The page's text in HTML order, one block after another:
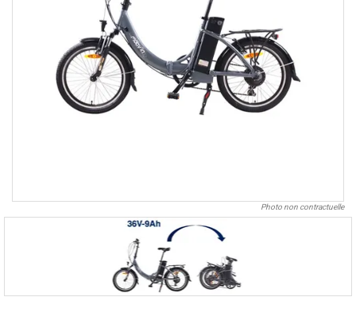
Photo non contractuelle